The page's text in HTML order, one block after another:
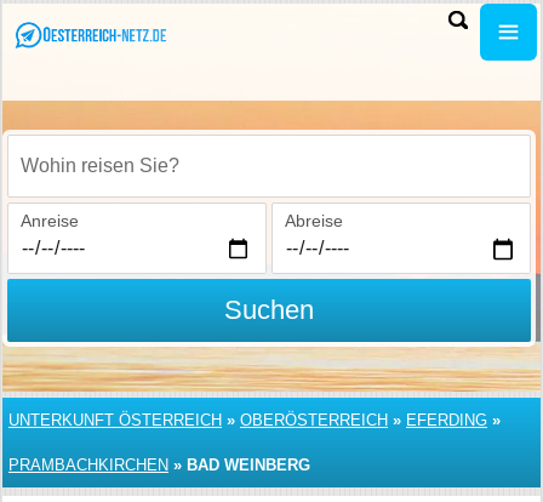
Wohin reisen Sie?
Anreise Abreise
Suchen
UNTERKUNFT ÖSTERREICH » OBERÖSTERREICH » EFERDING »
PRAMBACHKIRCHEN » BAD WEINBERG